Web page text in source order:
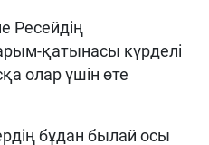
Ресейдің
қатынасы күрделі
олар үшін өте
бұдан былай осы